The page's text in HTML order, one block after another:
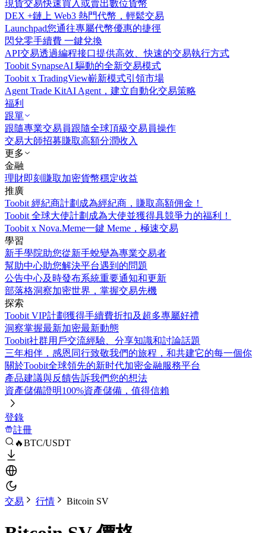
現貨交易快速買入或賣出數位貨幣
DEX +鏈上 Web3 熱門代幣，輕鬆交易
Launchpad您通往專屬代幣優惠的捷徑
閃兌零手續費 一鍵兌換
API交易透過編程接口提供高效、快速的交易執行方式
Toobit SynapseAI 驅動的全新交易模式
Toobit x TradingView嶄新模式引領市場
Agent Trade KitAI Agent，建立自動化交易策略
福利
跟單
跟隨專業交易員跟隨全球頂級交易員操作
交易大師招募賺取高額分潤收入
更多
金融
理財即刻賺取加密貨幣穩定收益
推廣
Toobit 經紀商計劃 成為經紀商，賺取高額佣金！
Toobit 全球大使計劃 成為大使並獲得具競爭力的福利！
Toobit x Nova.Meme一鍵 Meme，極速交易
學習
新手學院助您從新手蛻變為專業交易者
幫助中心助您解決平台遇到的問題
公告中心及時發布系統重要通知和更新
部落格洞察加密世界，掌握交易先機
探索
Toobit VIP計劃獲得手續費折扣及超多專屬好禮
洞察掌握最新加密最新動態
Toobit社群用戶交流經驗、分享知識和討論話題
三年相伴，感恩同行致敬我們的旅程，和共建它的每一個你
關於Toobit全球領先的新时代加密金融服務平台
產品建議與反饋告訴我們您的想法
資產儲備證明100%資產儲備，值得信賴
登錄
註冊
🔥BTC/USDT
交易 行情 Bitcoin SV